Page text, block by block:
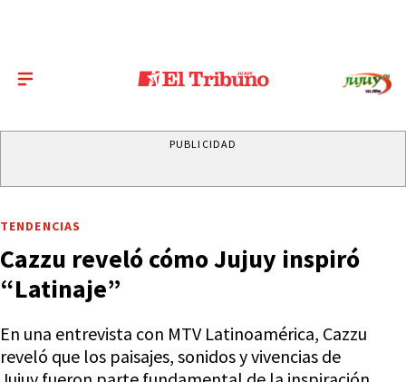
PUBLICIDAD
TENDENCIAS
Cazzu reveló cómo Jujuy inspiró
“Latinaje”
En una entrevista con MTV Latinoamérica, Cazzu
reveló que los paisajes, sonidos y vivencias de